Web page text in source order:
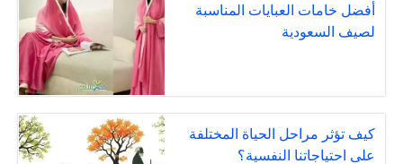
أفضل خامات العبايات المناسبة
لصيف السعودية
كيف تؤثر مراحل الحياة المختلفة
على احتياجاتنا النفسية؟